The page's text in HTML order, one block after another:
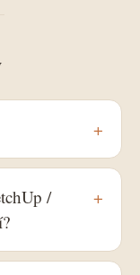
+
/
+